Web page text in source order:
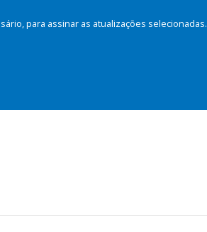
para assinar as atualizações selecionadas.